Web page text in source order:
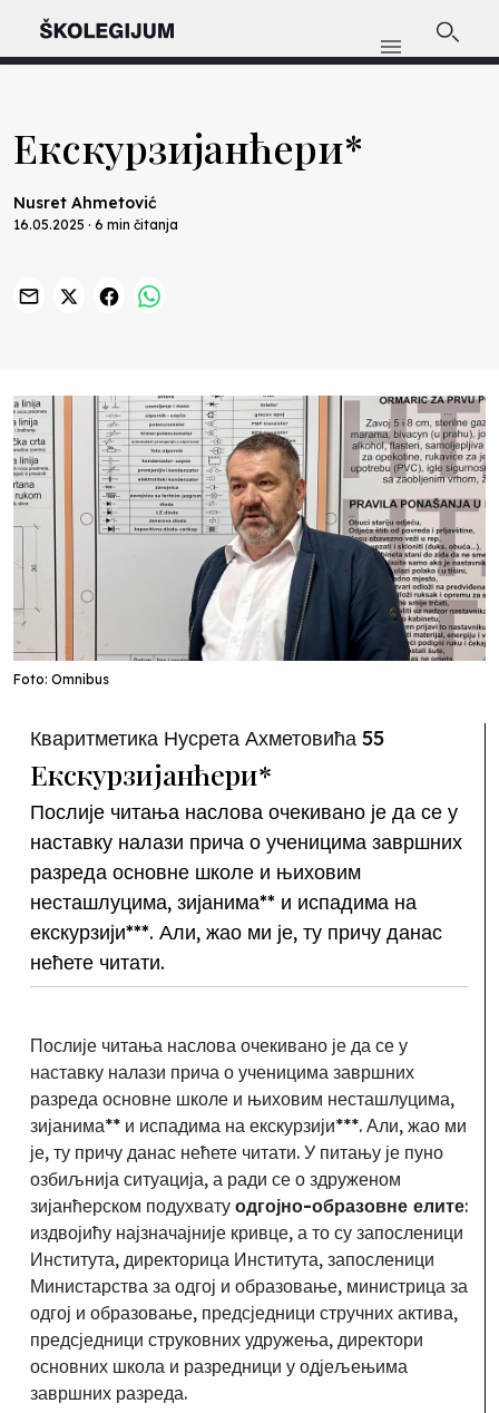
Екскурзијанћери*
Nusret Ahmetović
16.05.2025 · 6 min čitanja
Foto: Omnibus
Кваритметика Нусрета Ахметовића 55
Екскурзијанћери*
Послије читања наслова очекивано је да се у
наставку налази прича о ученицима завршних
разреда основне школе и њиховим
несташлуцима, зијанима** и испадима на
екскурзији***. Али, жао ми је, ту причу данас
нећете читати.
Послије читања наслова очекивано је да се у
наставку налази прича о ученицима завршних
разреда основне школе и њиховим несташлуцима,
зијанима** и испадима на екскурзији***. Али, жао ми
је, ту причу данас нећете читати. У питању је пуно
озбиљнија ситуација, а ради се о здруженом
зијанћерском подухвату одгојно-образовне елите:
издвојићу најзначајније кривце, а то су запосленици
Института, директорица Института, запосленици
Министарства за одгој и образовање, министрица за
одгој и образовање, предсједници стручних актива,
предсједници струковних удружења, директори
основних школа и разредници у одјељењима
завршних разреда.